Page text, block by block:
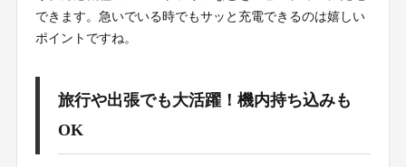
できます。急いでいる時でもサッと充電できるのは嬉しい
ポイントですね。
旅行や出張でも大活躍！機内持ち込みも
OK